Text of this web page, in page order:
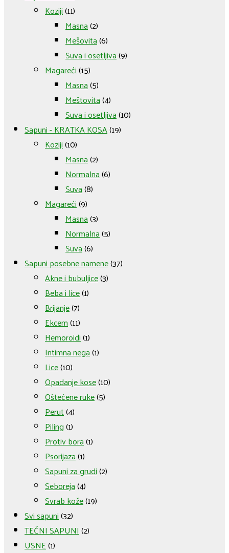
Koziji(11)
Masna(2)
Mešovita(6)
Suva i osetljiva(9)
Magareći(15)
Masna(5)
Meštovita(4)
Suva i osetljiva(10)
Sapuni - KRATKA KOSA(19)
Koziji(10)
Masna(2)
Normalna(6)
Suva(8)
Magareći(9)
Masna(3)
Normalna(5)
Suva(6)
Sapuni posebne namene(37)
Akne i bubuljice(3)
Beba i lice(1)
Brijanje(7)
Ekcem(11)
Hemoroidi(1)
Intimna nega(1)
Lice(10)
Opadanje kose(10)
Oštećene ruke(5)
Perut(4)
Piling(1)
Protiv bora(1)
Psorijaza(1)
Sapuni za grudi(2)
Seboreja(4)
Svrab kože(19)
Svi sapuni(32)
TEČNI SAPUNI(2)
USNE(1)